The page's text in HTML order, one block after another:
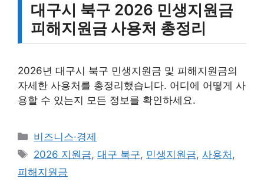
대구시 북구 2026 민생지원금
피해지원금 사용처 총정리
2026년 대구시 북구 민생지원금 및 피해지원금의
자세한 사용처를 총정리했습니다. 어디에 어떻게 사
용할 수 있는지 모든 정보를 확인하세요.
카
테
리
비즈니스·경제
태
그
2026 지원금,대구 북구, 민생지원금,사용처 ,
피해지원금